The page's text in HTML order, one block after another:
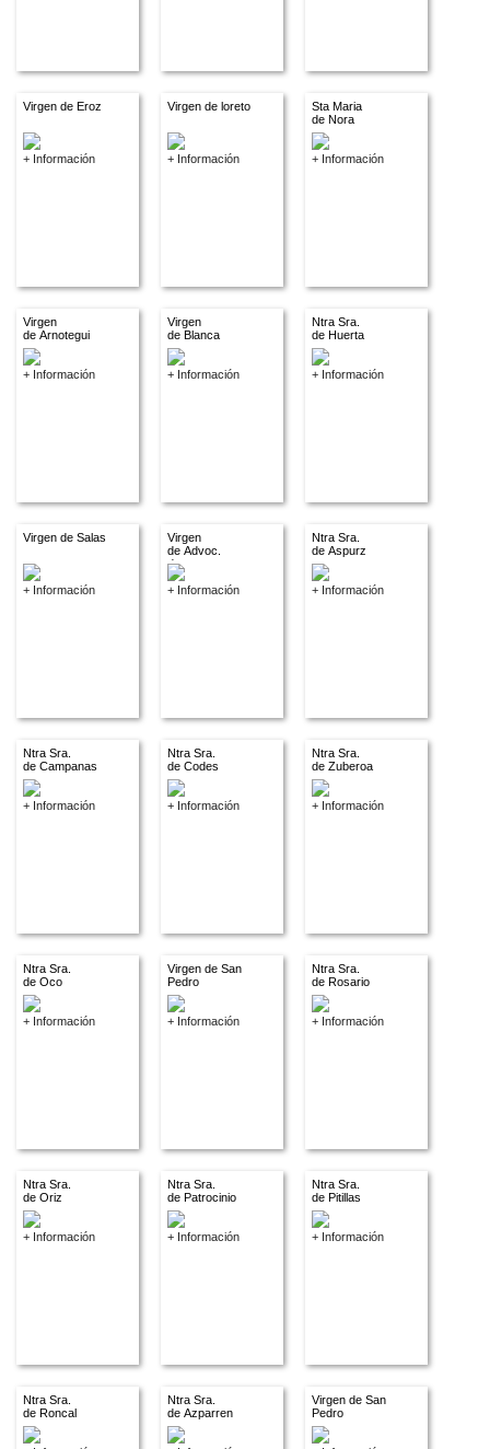
Virgen de Eroz
+ Información
Virgen de loreto
+ Información
Sta Maria
de Nora
+ Información
Virgen
de Arnotegui
+ Información
Virgen
de Blanca
+ Información
Ntra Sra.
de Huerta
+ Información
Virgen de Salas
+ Información
Virgen
de Advoc.
descon.
+ Información
Ntra Sra.
de Aspurz
+ Información
Ntra Sra.
de Campanas
+ Información
Ntra Sra.
de Codes
+ Información
Ntra Sra.
de Zuberoa
+ Información
Ntra Sra.
de Oco
+ Información
Virgen de San
Pedro
+ Información
Ntra Sra.
de Rosario
+ Información
Ntra Sra.
de Oriz
+ Información
Ntra Sra.
de Patrocinio
+ Información
Ntra Sra.
de Pitillas
+ Información
Ntra Sra.
de Roncal
Ntra Sra.
de Azparren
Virgen de San
Pedro